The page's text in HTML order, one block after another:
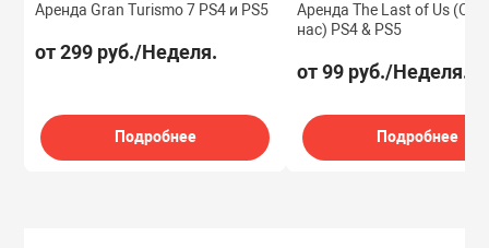
Аренда Gran Turismo 7 PS4 и PS5
от 299 руб./Неделя.
Подробнее
Аренда The Last of Us
нас) PS4 & PS5
от 99 руб./Неделя.
Подробнее